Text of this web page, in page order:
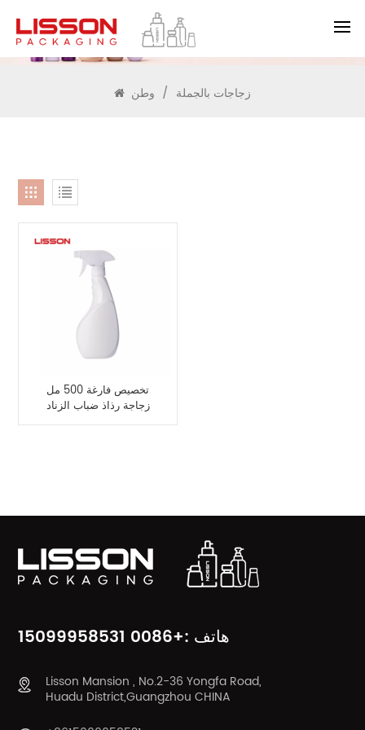
يبحث
/ زجاجات بالجملة
تخصيص فارغة 500 مل
زجاجة رذاذ ضباب الزناد
هاتف :+0086 15099958531
Lisson Mansion , No.2-36 Yongfa Road,
Huadu District,Guangzhou CHINA